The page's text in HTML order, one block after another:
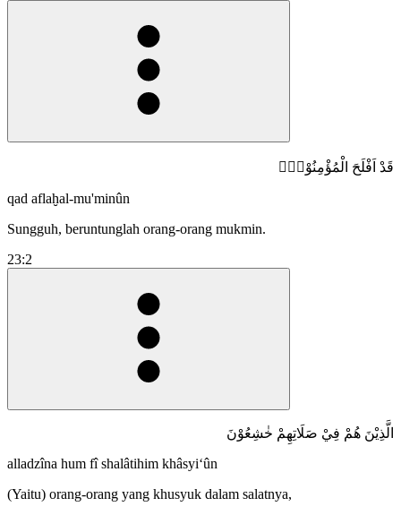
قَدْ اَفْلَحَ الْمُؤْمِنُوْنَۙ
qad aflaḫal-mu'minûn
Sungguh, beruntunglah orang-orang mukmin.
23:2
الَّذِيْنَ هُمْ فِيْ صَلَاتِهِمْ خٰشِعُوْنَ
alladzîna hum fî shalâtihim khâsyi‘ûn
(Yaitu) orang-orang yang khusyuk dalam salatnya,